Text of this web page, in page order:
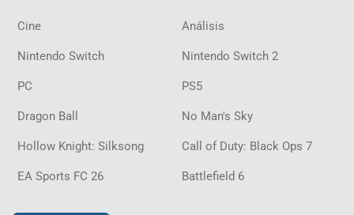
Cine Análisis
Nintendo Switch Nintendo Switch 2
PC PS5
Dragon Ball No Man's Sky
Hollow Knight: Silksong Call of Duty: Black Ops 7
EA Sports FC 26 Battlefield 6